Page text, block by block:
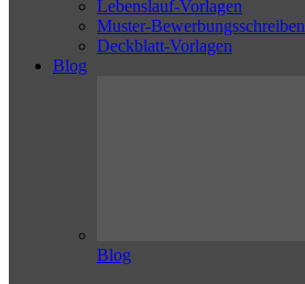
Lebenslauf-Vorlagen
Muster-Bewerbungsschreiben
Deckblatt-Vorlagen
Blog
Blog